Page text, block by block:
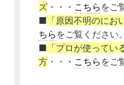
ズ ・・・ こちら をご
■ 「原因不明のに
ちら をご覧ください。
■ 「プロが使って
方 ・・・ こちら をご